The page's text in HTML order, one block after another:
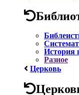
История
Разное
Церковь